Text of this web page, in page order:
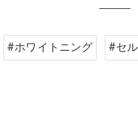
#ホワイトニング #セ